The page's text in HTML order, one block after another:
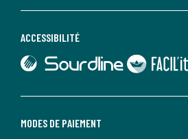
MODES DE PAIEMENT
ACCESSIBILITÉ
lien vers Sourdline
lien vers Faciliti